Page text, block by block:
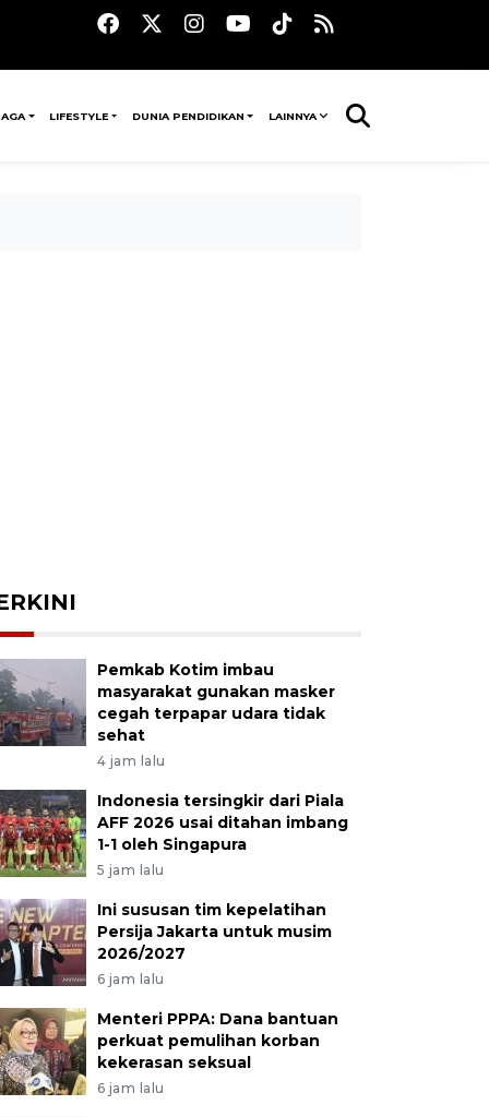
LIFESTYLE DUNIA PENDIDIKAN LAINNYA
Pemkab Kotim imbau
masyarakat gunakan masker
cegah terpapar udara tidak
sehat
4 jam lalu
Indonesia tersingkir dari Piala
AFF 2026 usai ditahan imbang
1-1 oleh Singapura
5 jam lalu
Ini sususan tim kepelatihan
Persija Jakarta untuk musim
2026/2027
6 jam lalu
Menteri PPPA: Dana bantuan
perkuat pemulihan korban
kekerasan seksual
6 jam lalu